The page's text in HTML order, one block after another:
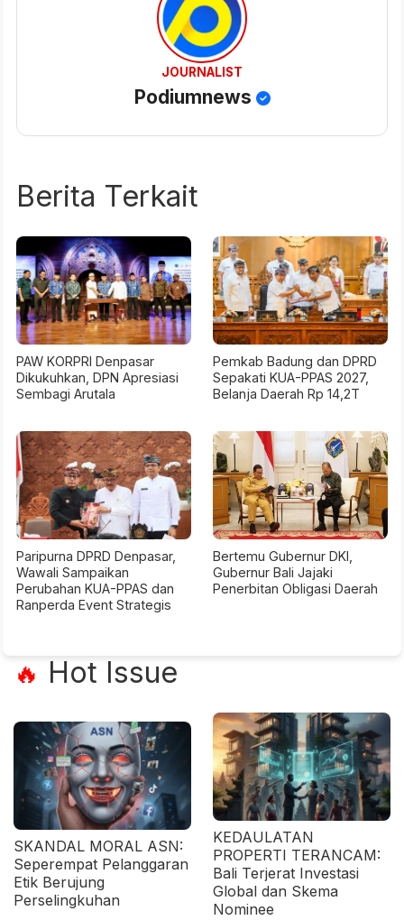
JOURNALIST
Podiumnews
Berita Terkait
PAW KORPRI Denpasar
Dikukuhkan, DPN Apresiasi
Sembagi Arutala
Pemkab Badung dan DPRD
Sepakati KUA-PPAS 2027,
Belanja Daerah Rp 14,2T
Paripurna DPRD Denpasar,
Wawali Sampaikan
Perubahan KUA-PPAS dan
Ranperda Event Strategis
Bertemu Gubernur DKI,
Gubernur Bali Jajaki
Penerbitan Obligasi Daerah
🔥 Hot Issue
SKANDAL MORAL ASN:
Seperempat Pelanggaran
Etik Berujung
Perselingkuhan
KEDAULATAN
PROPERTI TERANCAM:
Bali Terjerat Investasi
Global dan Skema
Nominee